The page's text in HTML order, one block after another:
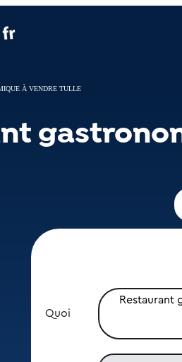
À VENDRE TULLE
Quoi
Restaurant